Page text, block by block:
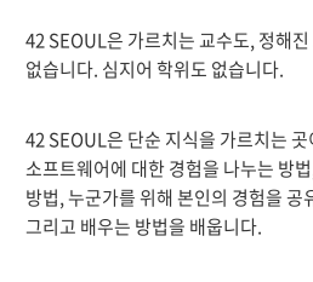
42 SEOUL은 가르치는 교수도, 정해
없습니다. 심지어 학위도 없습니다.
42 SEOUL은 단순 지식을 가르치는
소프트웨어에 대한 경험을 나누는 방
방법, 누군가를 위해 본인의 경험을 공
그리고 배우는 방법을 배웁니다.